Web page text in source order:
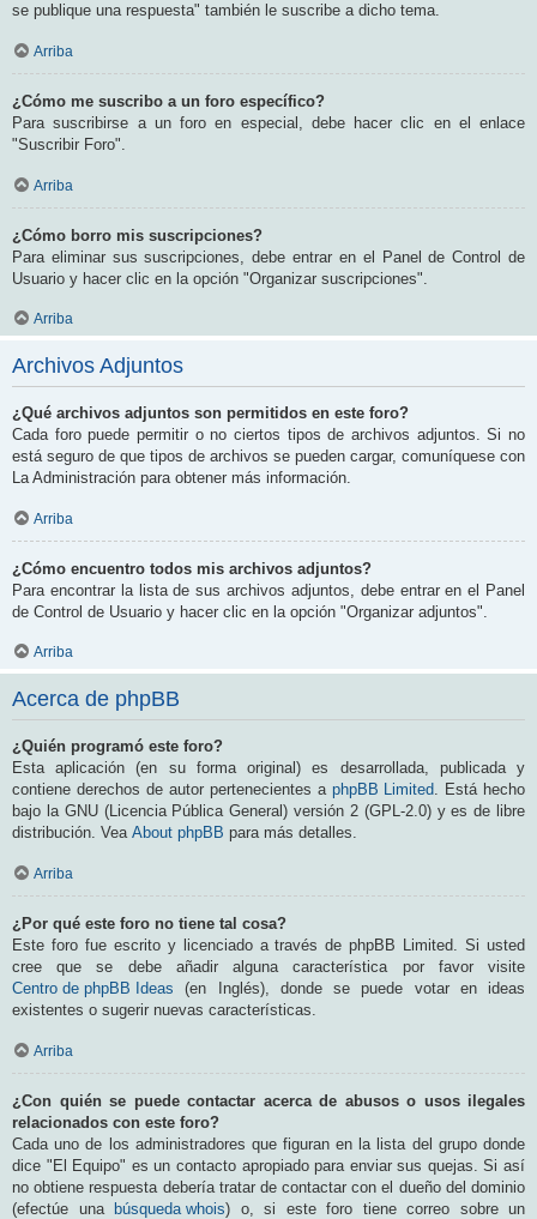
se publique una respuesta" también le suscribe a dicho tema.
Arriba
¿Cómo me suscribo a un foro específico?
Para suscribirse a un foro en especial, debe hacer clic en el enlace
"Suscribir Foro".
Arriba
¿Cómo borro mis suscripciones?
Para eliminar sus suscripciones, debe entrar en el Panel de Control de
Usuario y hacer clic en la opción "Organizar suscripciones".
Arriba
Archivos Adjuntos
¿Qué archivos adjuntos son permitidos en este foro?
Cada foro puede permitir o no ciertos tipos de archivos adjuntos. Si no
está seguro de que tipos de archivos se pueden cargar, comuníquese con
La Administración para obtener más información.
Arriba
¿Cómo encuentro todos mis archivos adjuntos?
Para encontrar la lista de sus archivos adjuntos, debe entrar en el Panel
de Control de Usuario y hacer clic en la opción "Organizar adjuntos".
Arriba
Acerca de phpBB
¿Quién programó este foro?
Esta aplicación (en su forma original) es desarrollada, publicada y
contiene derechos de autor pertenecientes a phpBB Limited. Está hecho
bajo la GNU (Licencia Pública General) versión 2 (GPL-2.0) y es de libre
distribución. Vea About phpBB para más detalles.
Arriba
¿Por qué este foro no tiene tal cosa?
Este foro fue escrito y licenciado a través de phpBB Limited. Si usted
cree que se debe añadir alguna característica por favor visite
Centro de phpBB Ideas (en Inglés), donde se puede votar en ideas
existentes o sugerir nuevas características.
Arriba
¿Con quién se puede contactar acerca de abusos o usos ilegales
relacionados con este foro?
Cada uno de los administradores que figuran en la lista del grupo donde
dice "El Equipo" es un contacto apropiado para enviar sus quejas. Si así
no obtiene respuesta debería tratar de contactar con el dueño del dominio
(efectúe una
búsqueda whois) o, si este foro tiene correo sobre un